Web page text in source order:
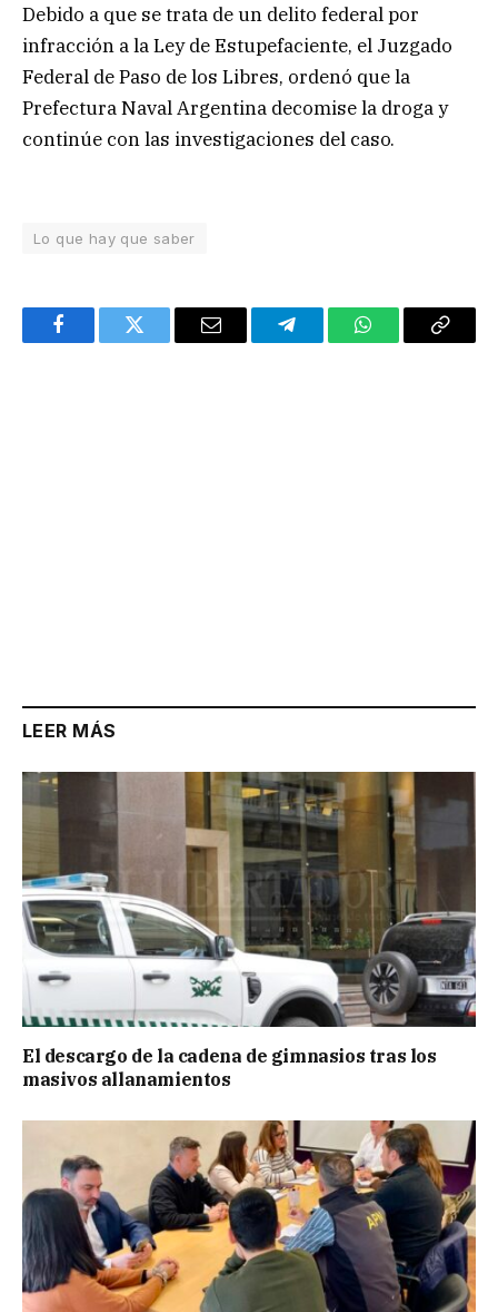
Debido a que se trata de un delito federal por
infracción a la Ley de Estupefaciente, el Juzgado
Federal de Paso de los Libres, ordenó que la
Prefectura Naval Argentina decomise la droga y
continúe con las investigaciones del caso.
Lo que hay que saber
FacebookTwitter Email TelegramWhatsAppCopy
LEER MÁS
El descargo de la cadena de gimnasios tras los
masivos allanamientos